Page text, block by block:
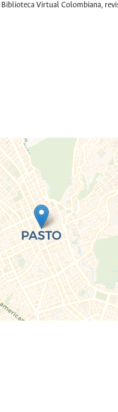
Biblioteca Virtual Colombiana,